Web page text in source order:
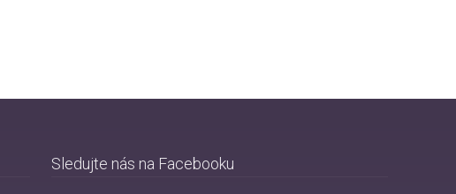
Sledujte nás na Facebooku